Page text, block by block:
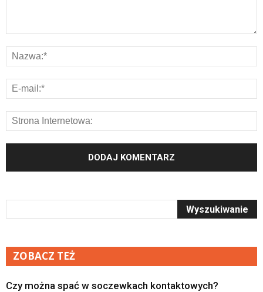
ZOBACZ TEŻ
Czy można spać w soczewkach kontaktowych?